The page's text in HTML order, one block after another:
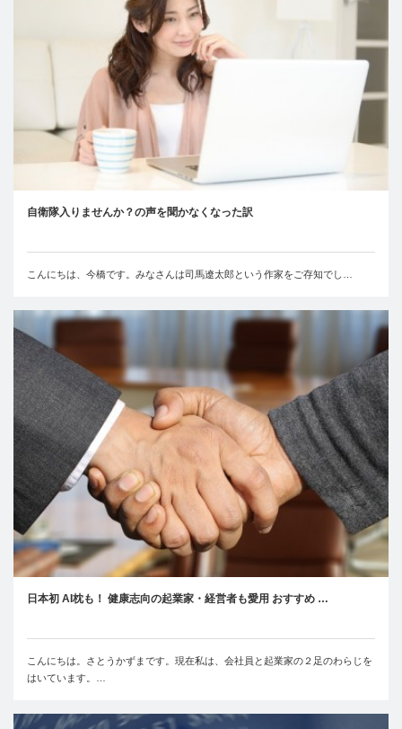
自衛隊入りませんか？の声を聞かなくなった訳
こんにちは、今橋です。みなさんは司馬遼太郎という作家をご存知でし…
日本初 AI枕も！ 健康志向の起業家・経営者も愛用 おすすめ …
こんにちは。さとうかずまです。現在私は、会社員と起業家の２足のわらじを
はいています。…